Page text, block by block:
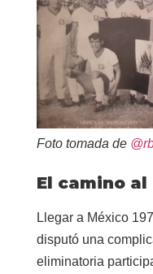
Foto tomada de
El camino
Llegar a México
disputó una
eliminatoria